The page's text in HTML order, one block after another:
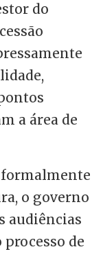
do
a área de
formalmente
o governo
audiências
de